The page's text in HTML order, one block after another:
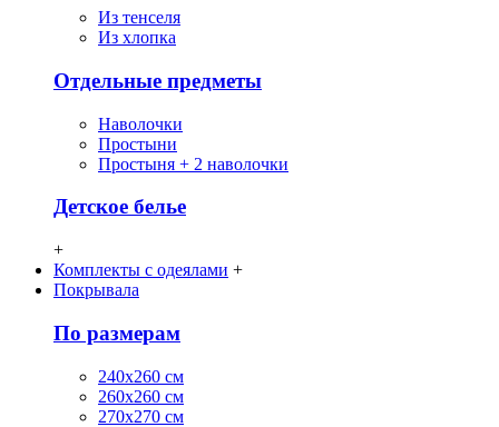
Из тенселя
Из хлопка
Отдельные предметы
Наволочки
Простыни
Простыня + 2 наволочки
Детское белье
+
Комплекты с одеялами +
Покрывала
По размерам
240х260 см
260х260 см
270х270 см